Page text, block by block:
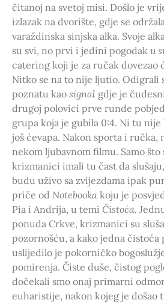
čitanoj na svetoj misi. Došlo je
izlazak na dvorište, gdje se
varaždinska sinjska alka. Svoje
su svi, no prvi i jedini pogodak u
catering koji je za ručak dovezao
Nitko se na to nije ljutio. Odigrali
poznatu kao signal gdje je
drugoj polovici prve runde
grupa koja je gubila 0:4. Ni tu
još ćevapa. Nakon sporta i ručka,
nekom ljubavnom filmu. Samo što
krizmanici imali tu čast da
budu uživo sa zvijezdama ipak
priče od Notebooka koju je
Pia i Andrija, u temi Čistoća.
ponuda Crkve, krizmanici su
pozornošću, a kako jedna
uslijedilo je pokorničko
pomirenja. Čiste duše, čistog
dočekali smo onaj primarni
euharistije, nakon kojeg je došao